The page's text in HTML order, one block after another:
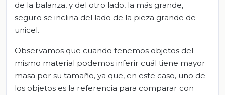
de la balanza, y del otro lado, la más grande,
seguro se inclina del lado de la pieza grande de
unicel.
Observamos que cuando tenemos objetos del
mismo material podemos inferir cuál tiene mayor
masa por su tamaño, ya que, en este caso, uno de
los objetos es la referencia para comparar con